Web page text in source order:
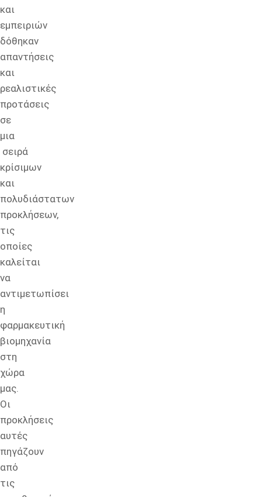
και
εμπειριών
δόθηκαν
απαντήσεις
και
ρεαλιστικές
προτάσεις
σε
μια
σειρά
κρίσιμων
και
πολυδιάστατων
προκλήσεων,
τις
οποίες
καλείται
να
αντιμετωπίσει
η
φαρμακευτική
βιομηχανία
στη
χώρα
μας.
Οι
προκλήσεις
αυτές
πηγάζουν
από
τις